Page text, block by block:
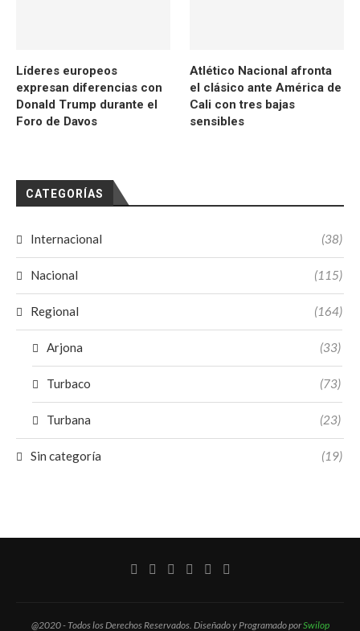
Líderes europeos
expresan diferencias con
Donald Trump durante el
Foro de Davos
Atlético Nacional afronta
el clásico ante América de
Cali con tres bajas
sensibles
CATEGORÍAS
Internacional (38)
Nacional (115)
Regional (164)
Arjona (33)
Turbaco (73)
Turbana (23)
Sin categoría (19)
@2020 - Todos los Derechos Reservados. Diseñado y Programado porSwilop